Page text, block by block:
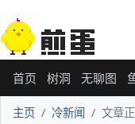
首页 树洞 无聊图
主页 冷新闻 文章